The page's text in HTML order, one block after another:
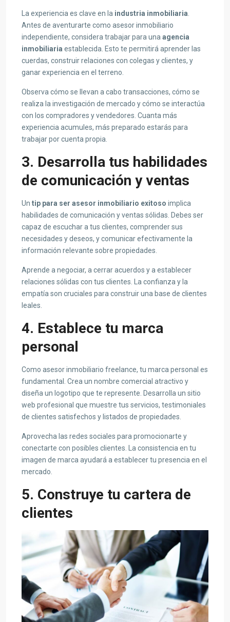
La experiencia es clave en la industria inmobiliaria
Antes de aventurarte como asesor inmobiliario
independiente, considera trabajar para una agencia
inmobiliaria establecida. Esto te permitirá aprender las
cuerdas, construir relaciones con colegas y clientes, y
ganar experiencia en el terreno.
Observa cómo se llevan a cabo transacciones, cómo se
realiza la investigación de mercado y cómo se interactúa
con los compradores y vendedores. Cuanta más
experiencia acumules, más preparado estarás para
trabajar por cuenta propia.
3. Desarrolla tus habilidades
de comunicación y ventas
Un tip para ser asesor inmobiliario exitoso implica
habilidades de comunicación y ventas sólidas. Debes ser
capaz de escuchar a tus clientes, comprender sus
necesidades y deseos, y comunicar efectivamente la
información relevante sobre propiedades.
Aprende a negociar, a cerrar acuerdos y a establecer
relaciones sólidas con tus clientes. La confianza y la
empatía son cruciales para construir una base de clientes
leales.
4. Establece tu marca
personal
Como asesor inmobiliario freelance, tu marca personal es
fundamental. Crea un nombre comercial atractivo y
diseña un logotipo que te represente. Desarrolla un sitio
web profesional que muestre tus servicios, testimoniales
de clientes satisfechos y listados de propiedades.
Aprovecha las redes sociales para promocionarte y
conectarte con posibles clientes. La consistencia en tu
imagen de marca ayudará a establecer tu presencia en el
mercado.
5. Construye tu cartera de
clientes